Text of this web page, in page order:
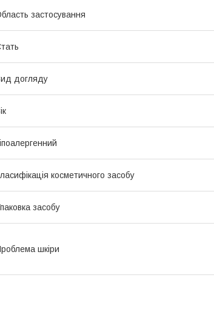
застосування
догляду
косметичного засобу
засобу
шкіри